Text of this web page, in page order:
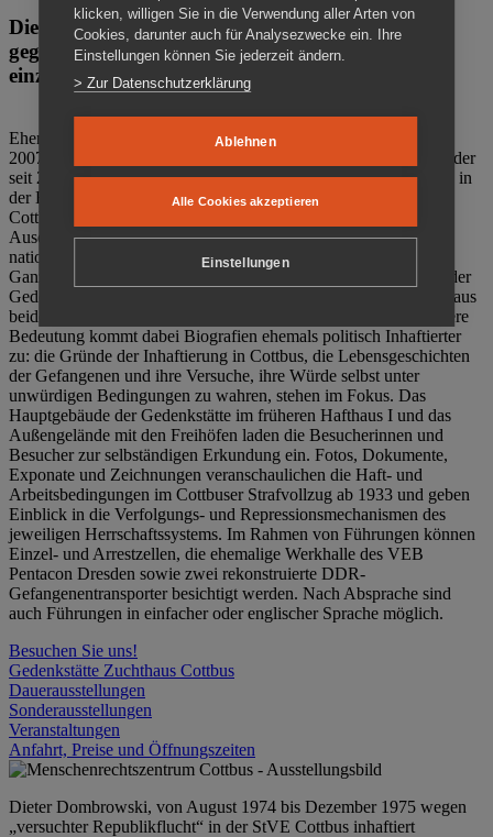
Die Gedenkstätte Zuchthaus Cottbus ist ein Ort
gegen das Vergessen. Anschaulich, nah und
einzigartig.
Ehemalige politische Häftlinge der DDR gründeten im Oktober
2007 den Verein Menschenrechtszentrum Cottbus e. V. (MRZ), der
seit 2011 Eigentümer des ehemaligen Gefängnisses (1860-2002) in
der Bautzener Straße und Träger der Gedenkstätte Zuchthaus
Cottbus ist. Im Zentrum der Arbeit der Gedenkstätte steht die
Auseinandersetzung mit politischem Unrecht während der
nationalsozialistischen Terrorherrschaft und der SED-Diktatur.
Ganzjährig zeigen mehrere Dauer- und Sonderausstellungen in der
Gedenkstätte Zuchthaus Cottbus Beispiele politischen Unrechts aus
beiden deutschen Diktaturen des 20. Jahrhunderts. Eine besondere
Bedeutung kommt dabei Biografien ehemals politisch Inhaftierter
zu: die Gründe der Inhaftierung in Cottbus, die Lebensgeschichten
der Gefangenen und ihre Versuche, ihre Würde selbst unter
unwürdigen Bedingungen zu wahren, stehen im Fokus. Das
Hauptgebäude der Gedenkstätte im früheren Hafthaus I und das
Außengelände mit den Freihöfen laden die Besucherinnen und
Besucher zur selbständigen Erkundung ein. Fotos, Dokumente,
Exponate und Zeichnungen veranschaulichen die Haft- und
Arbeitsbedingungen im Cottbuser Strafvollzug ab 1933 und geben
Einblick in die Verfolgungs- und Repressionsmechanismen des
jeweiligen Herrschaftssystems. Im Rahmen von Führungen können
Einzel- und Arrestzellen, die ehemalige Werkhalle des VEB
Pentacon Dresden sowie zwei rekonstruierte DDR-
Gefangenentransporter besichtigt werden. Nach Absprache sind
auch Führungen in einfacher oder englischer Sprache möglich.
Besuchen Sie uns!
Gedenkstätte Zuchthaus Cottbus
Dauerausstellungen
Sonderausstellungen
Veranstaltungen
Anfahrt, Preise und Öffnungszeiten
Dieter Dombrowski, von August 1974 bis Dezember 1975 wegen
„versuchter Republikflucht“ in der StVE Cottbus inhaftiert
klicken, willigen Sie in die Verwendung aller Arten von
Cookies, darunter auch für Analysezwecke ein. Ihre
Einstellungen können Sie jederzeit ändern.
> Zur Datenschutzerklärung
Ablehnen
Alle Cookies akzeptieren
Einstellungen